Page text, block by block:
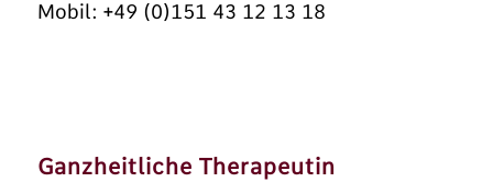
Mobil: +49 (0)151 43 12 13 18
Ganzheitliche Therapeutin